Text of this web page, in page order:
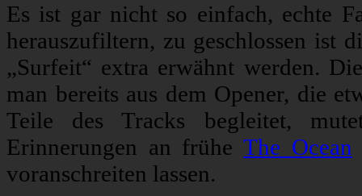
Es ist gar nicht so einfach, echte
herauszufiltern, zu geschlossen ist
„Surfeit“ extra erwähnt werden.
man bereits aus dem Opener, die
Teile des Tracks begleitet,
Erinnerungen an früheThe Ocean
voranschreiten lassen.